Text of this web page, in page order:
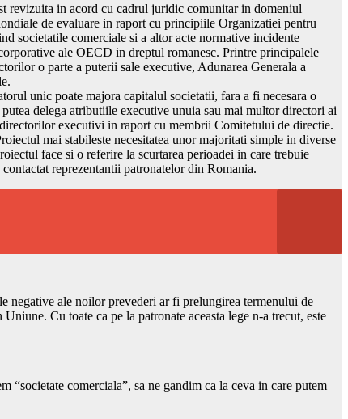
revizuita in acord cu cadrul juridic comunitar in domeniul
de evaluare in raport cu principiile Organizatiei pentru
societatile comerciale si a altor acte normative incidente
ale OECD in dreptul romanesc. Printre principalele
o parte a puterii sale executive, Adunarea Generala a
unic poate majora capitalul societatii, fara a fi necesara o
delega atributiile executive unuia sau mai multor directori ai
executivi in raport cu membrii Comitetului de directie.
mai stabileste necesitatea unor majoritati simple in diverse
face si o referire la scurtarea perioadei in care trebuie
reprezentantii patronatelor din Romania.
negative ale noilor prevederi ar fi prelungirea termenului de
Cu toate ca pe la patronate aceasta lege n-a trecut, este
comerciala”, sa ne gandim ca la ceva in care putem